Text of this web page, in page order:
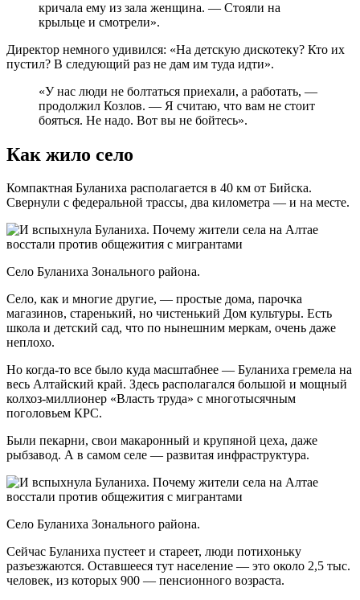
кричала ему из зала женщина. — Стояли на
крыльце и смотрели».
Директор немного удивился: «На детскую дискотеку? Кто их
пустил? В следующий раз не дам им туда идти».
«У нас люди не болтаться приехали, а работать, —
продолжил Козлов. — Я считаю, что вам не стоит
бояться. Не надо. Вот вы не бойтесь».
Как жило село
Компактная Буланиха располагается в 40 км от Бийска.
Свернули с федеральной трассы, два километра — и на месте.
Село Буланиха Зонального района.
Село, как и многие другие, — простые дома, парочка
магазинов, старенький, но чистенький Дом культуры. Есть
школа и детский сад, что по нынешним меркам, очень даже
неплохо.
Но когда-то все было куда масштабнее — Буланиха гремела на
весь Алтайский край. Здесь располагался большой и мощный
колхоз-миллионер «Власть труда» с многотысячным
поголовьем КРС.
Были пекарни, свои макаронный и крупяной цеха, даже
рыбзавод. А в самом селе — развитая инфраструктура.
Село Буланиха Зонального района.
Сейчас Буланиха пустеет и стареет, люди потихоньку
разъезжаются. Оставшееся тут население — это около 2,5 тыс.
человек, из которых 900 — пенсионного возраста.